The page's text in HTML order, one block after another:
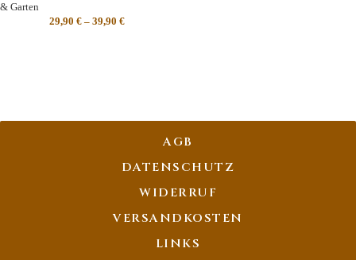
& Garten
29,90 € – 39,90 €
AGB
DATENSCHUTZ
WIDERRUF
VERSANDKOSTEN
LINKS